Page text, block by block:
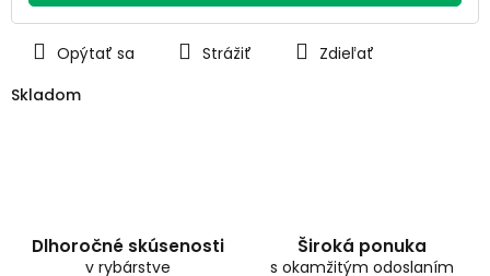
Skladom
Opýtať sa Strážiť Zdieľať
Dlhoročné skúsenosti
v rybárstve
Široká ponuka
s okamžitým odoslaním